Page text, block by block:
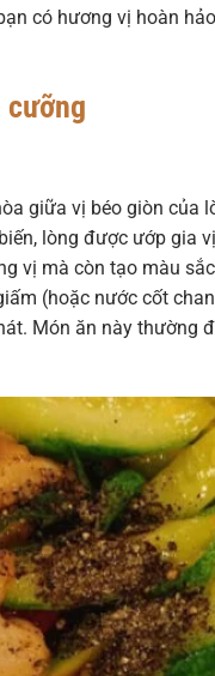
có hương vị hoàn
cưỡng
giữa vị béo giòn của
lòng được ướp gia
vị mà còn tạo màu
(hoặc nước cốt
Món ăn này thường